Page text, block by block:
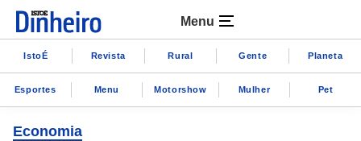
Menu
IstoÉ Revista Rural Gente Planeta
Esportes Menu Motorshow Mulher Pet
Economia